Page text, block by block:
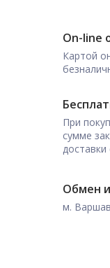
On-line
Картой
При
сумме
доставки
Обмен
м.